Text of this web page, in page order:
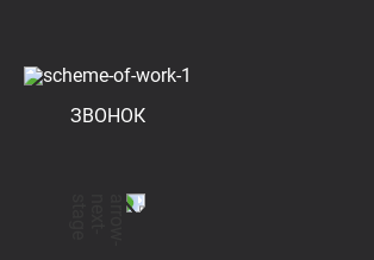
ЗВОНОК